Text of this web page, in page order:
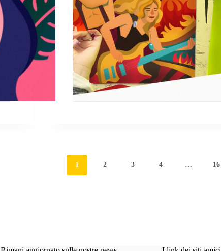
1 2 3 4 … 16